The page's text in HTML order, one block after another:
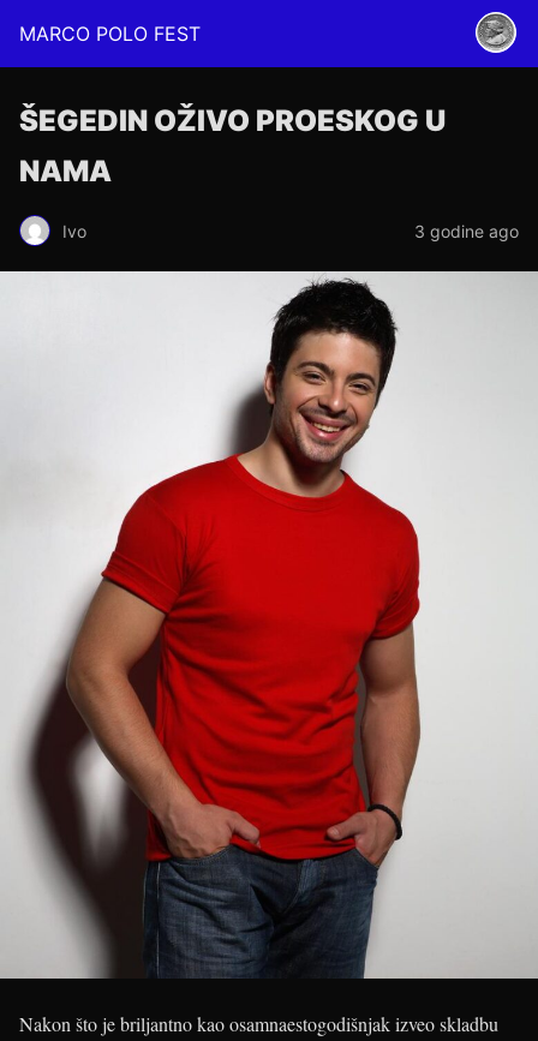
MARCO POLO FEST
ŠEGEDIN OŽIVO PROESKOG U
NAMA
Ivo 3 godine ago
Nakon što je briljantno kao osamnaestogodišnjak izveo skladbu